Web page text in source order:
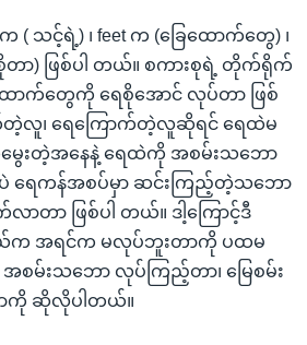
က ( သင့်ရဲ့) ၊ feet က (ခြေထောက်တွေ) ၊
တာ) ဖြစ်ပါ တယ်။ စကားစုရဲ့ တိုက်ရိုက်
ောက်တွေကို ရေစိုအောင် လုပ်တာ ဖြစ်
လူ၊ ရေကြောက်တဲ့လူဆိုရင် ရေထဲမ
းတဲ့အနေနဲ့ ရေထဲကို အစမ်းသဘော
ရေကန်အစပ်မှာ ဆင်းကြည့်တဲ့သဘော
တာ ဖြစ်ပါ တယ်။ ဒါ့ကြောင့်ဒီ
က အရင်က မလုပ်ဘူးတာကို ပထမ
စမ်းသဘော လုပ်ကြည့်တာ၊ မြေစမ်း
ာကို ဆိုလိုပါတယ်။